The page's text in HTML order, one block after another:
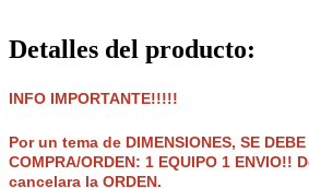
Detalles del producto:
INFO IMPORTANTE!!!!!
Por un tema de DIMENSIONES, SE
COMPRA/ORDEN: 1 EQUIPO 1 ENVIO!!
cancelara la ORDEN.